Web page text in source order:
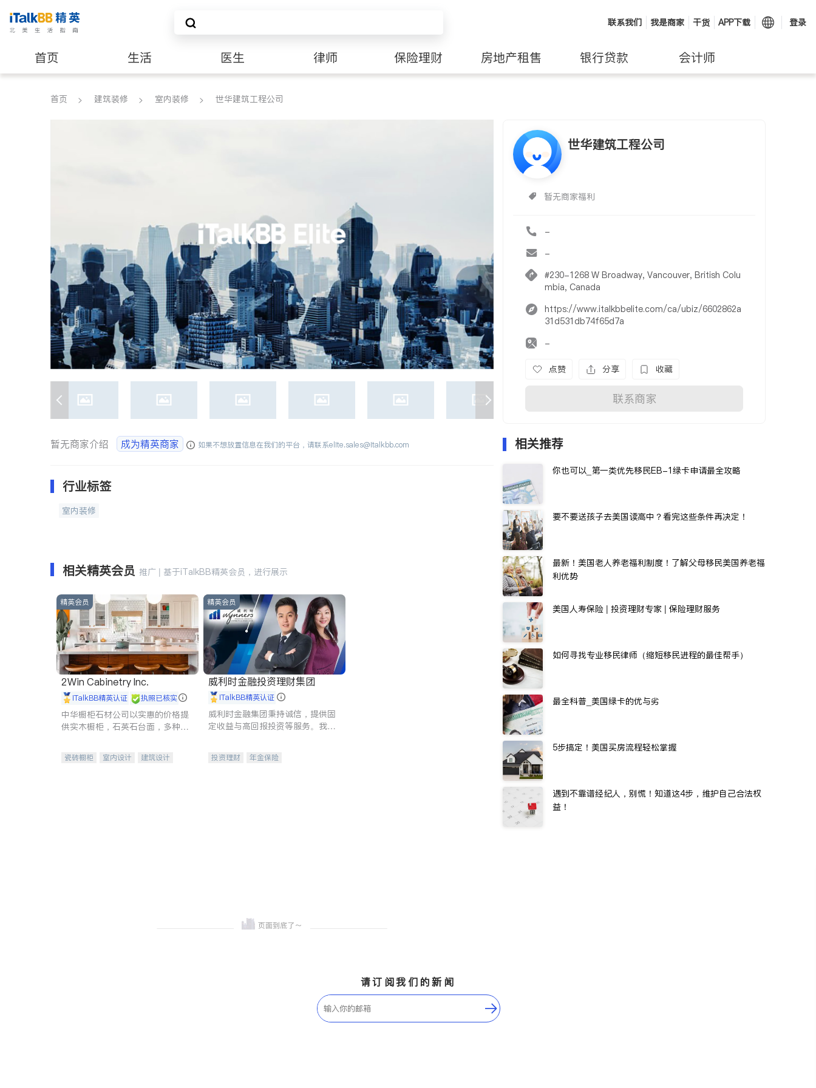
联系我们 我是商家 干货 APP下载 登录
首页 生活 医生 律师 保险理财 房地产租售 银行贷款 会计师
建筑装修
首页 建筑装修 室内装修 世华建筑工程公司
世华建筑工程公司
暂无商家福利
-
-
#230-1268 W Broadway, Vancouver, British Colu
mbia, Canada
https://www.italkbbelite.com/ca/ubiz/6602862a
31d531db74f65d7a
-
点赞 分享 收藏
联系商家
暂无商家介绍 成为精英商家 如果不想放置信息在我们的平台，请联系elite.sales@italkbb.com
行业标签
室内装修
相关精英会员 推广 | 基于iTalkBB精英会员，进行展示
精英会员
2Win Cabinetry Inc.
iTalkBB精英认证 执照已核实
中华橱柜石材公司以实惠的价格提
供实木橱柜，石英石台面，多种优
瓷砖橱柜 室内设计
建筑设计
精英会员
威利时金融投资理财集团
iTalkBB精英认证
威利时金融集团秉持诚信，提供固
定收益与高回报投资等服务。我们
投资理财
年金保险
相关推荐
你也可以_第一类优先移民EB-1绿卡申请最全攻略
要不要送孩子去美国读高中？看完这些条件再决定！
最新！美国老人养老福利制度！了解父母移民美国养老福
利优势
美国人寿保险 | 投资理财专家 | 保险理财服务
如何寻找专业移民律师（缩短移民进程的最佳帮手）
最全科普_美国绿卡的优与劣
5步搞定！美国买房流程轻松掌握
遇到不靠谱经纪人，别慌！知道这4步，维护自己合法权
益！
请订阅我们的新闻